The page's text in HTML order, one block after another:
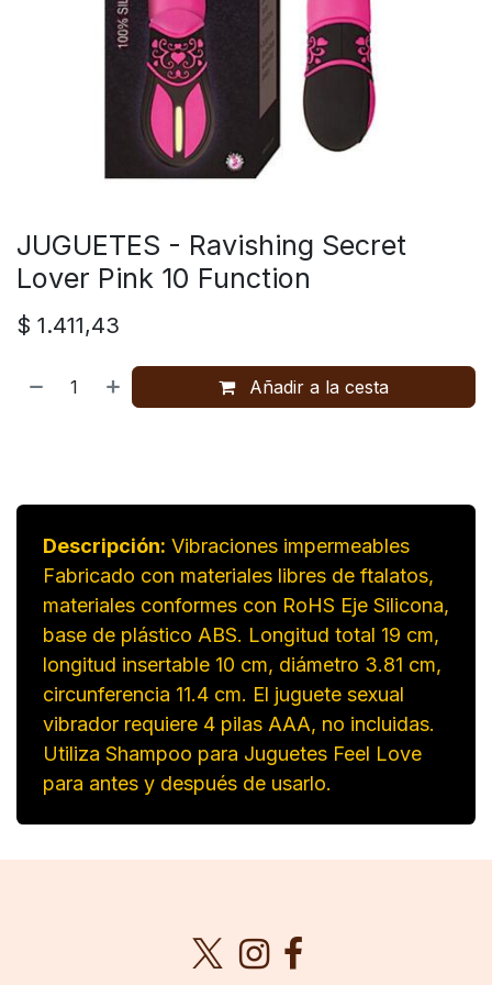
JUGUETES - Ravishing Secret
Lover Pink 10 Function
$ 1.411,43
Añadir a la cesta
Descripción: Vibraciones impermeables
Fabricado con materiales libres de ftalatos,
materiales conformes con RoHS Eje Silicona,
base de plástico ABS. Longitud total 19 cm,
longitud insertable 10 cm, diámetro 3.81 cm,
circunferencia 11.4 cm. El juguete sexual
vibrador requiere 4 pilas AAA, no incluidas.
Utiliza Shampoo para Juguetes Feel Love
para antes y después de usarlo.